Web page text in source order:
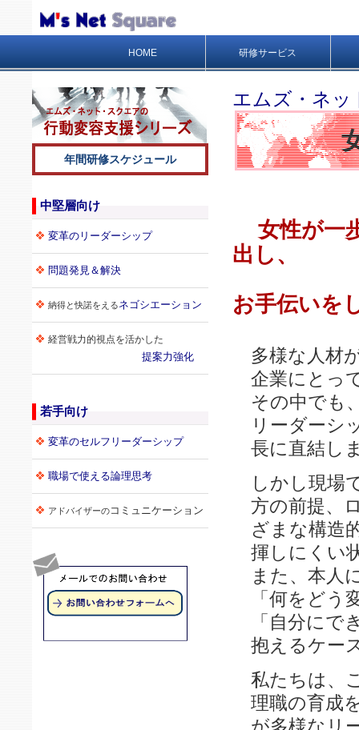
HOME 研修サービス
エムズ・ネッ
女性が一
出し、
お手伝いを
多様な人材
企業にとっ
その中でも
リーダーシ
長に直結し
しかし現場
方の前提、
ざまな構造
揮しにくい
また、本人
「何をど
「自分に
抱えるケー
私たちは、
理職の育成
年間研修スケジュール
中堅層向け
変革のリーダーシップ
問題発見＆解決
納得と快諾をえるネゴシエーション
経営戦力的視点を活かした
提案力強化
若手向け
変革のセルフリーダーシップ
職場で使える論理思考
アドバイザーのコミュニケーション